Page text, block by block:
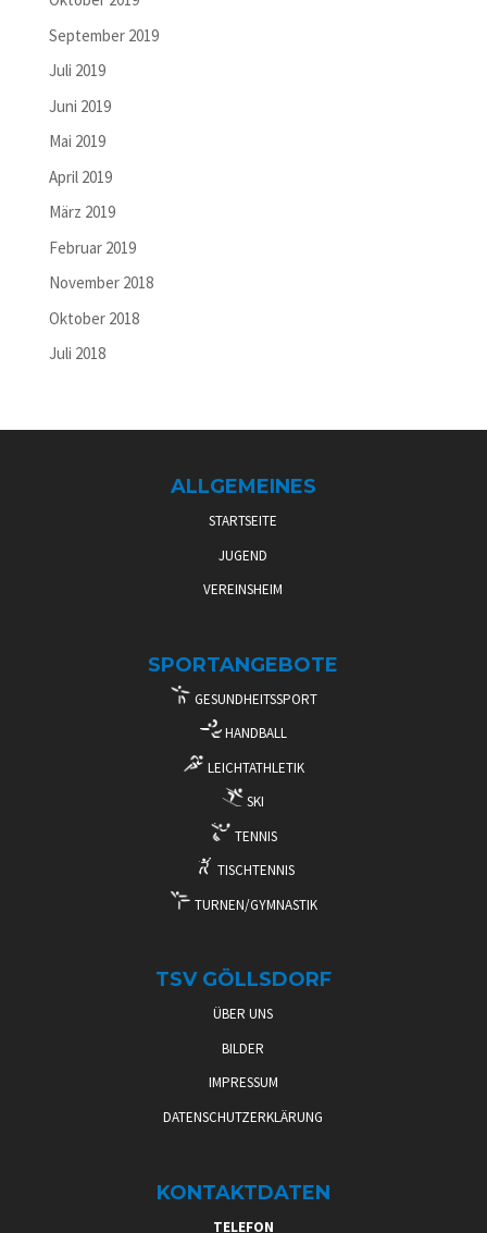
September 2019
Juli 2019
Juni 2019
Mai 2019
April 2019
März 2019
Februar 2019
November 2018
Oktober 2018
Juli 2018
ALLGEMEINES
STARTSEITE
JUGEND
VEREINSHEIM
SPORTANGEBOTE
GESUNDHEITSSPORT
HANDBALL
LEICHTATHLETIK
SKI
TENNIS
TISCHTENNIS
TURNEN/GYMNASTIK
TSV GÖLLSDORF
ÜBER UNS
BILDER
IMPRESSUM
DATENSCHUTZERKLÄRUNG
KONTAKTDATEN
TELEFON